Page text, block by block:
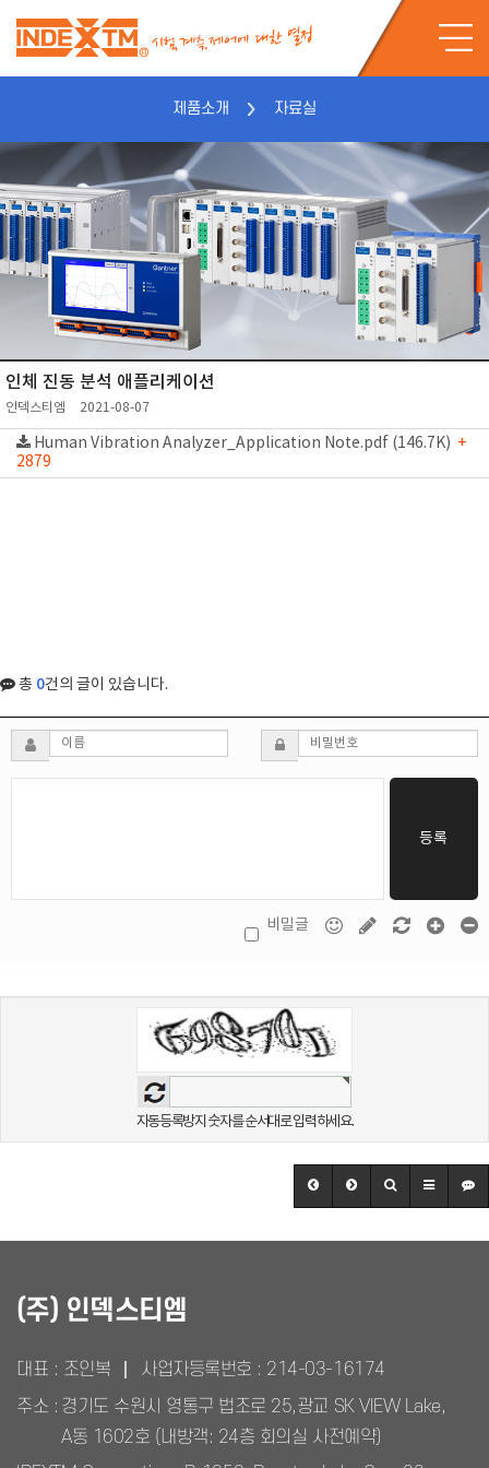
제품소개 자료실
인체 진동 분석 애플리케이션
인덱스티엠 2021-08-07
Human Vibration Analyzer_Application Note.pdf (146.7K) +
2879
총 0건의 글이 있습니다.
등록
비밀글
자동등록방지 숫자를 순서대로 입력하세요.
(주) 인덱스티엠
대표 : 조인복 사업자등록번호 : 214-03-16174
주소 : 경기도 수원시 영통구 법조로 25,광교 SK VIEW Lake,
A동 1602호 (내방객: 24층 회의실 사전예약)